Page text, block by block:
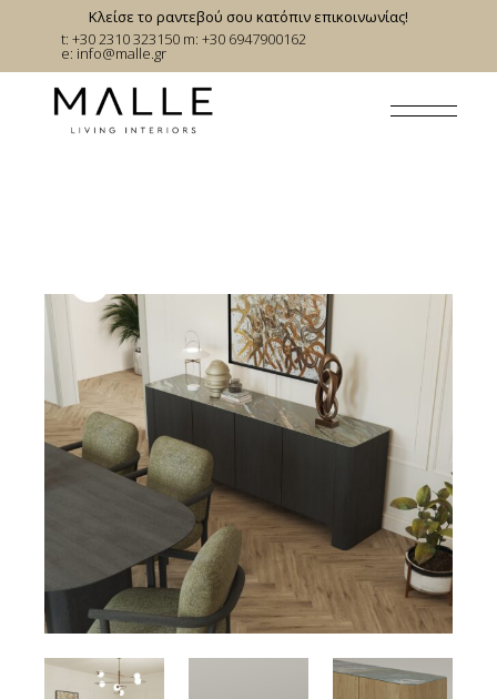
t: +30 2310 323150 m: +30 6947900162
e: info@malle.gr
Κλείσε το ραντεβού σου κατόπιν επικοινωνίας!